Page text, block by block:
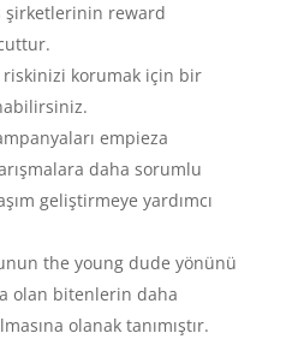
şirketlerinin reward
riskinizi korumak için bir
empieza
daha sorumlu
geliştirmeye yardımcı
the young dude yönünü
olan bitenlerin daha
olanak tanımıştır.